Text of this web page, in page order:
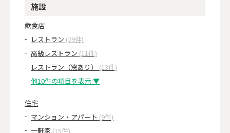
施設
飲食店
レストラン (29件)
高級レストラン (11件)
レストラン（窓あり） (13件)
他10件の項目を表示 ▼
住宅
マンション・アパート (9件)
一軒家 (15件)